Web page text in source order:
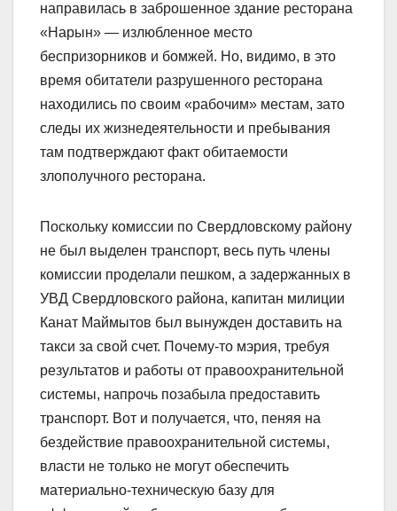
направилась в заброшенное здание ресторана
«Нарын» — излюбленное место
беспризорников и бомжей. Но, видимо, в это
время обитатели разрушенного ресторана
находились по своим «рабочим» местам, зато
следы их жизнедеятельности и пребывания
там подтверждают факт обитаемости
злополучного ресторана.
Поскольку комиссии по Свердловскому району
не был выделен транспорт, весь путь члены
комиссии проделали пешком, а задержанных в
УВД Свердловского района, капитан милиции
Канат Маймытов был вынужден доставить на
такси за свой счет. Почему-то мэрия, требуя
результатов и работы от правоохранительной
системы, напрочь позабыла предоставить
транспорт. Вот и получается, что, пеняя на
бездействие правоохранительной системы,
власти не только не могут обеспечить
материально-техническую базу для